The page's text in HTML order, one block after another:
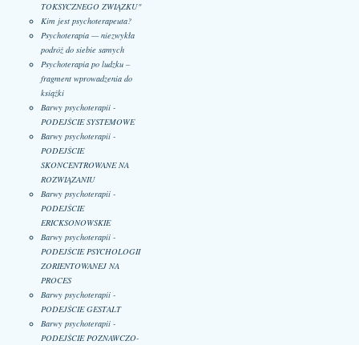
TOKSYCZNEGO ZWIĄZKU"
Kim jest psychoterapeuta?
Psychoterapia — niezwykła
podróż do siebie samych
Psychoterapia po ludzku –
fragment wprowadzenia do
książki
Barwy psychoterapii -
PODEJŚCIE SYSTEMOWE
Barwy psychoterapii -
PODEJŚCIE
SKONCENTROWANE NA
ROZWIĄZANIU
Barwy psychoterapii -
PODEJŚCIE
ERICKSONOWSKIE
Barwy psychoterapii -
PODEJŚCIE PSYCHOLOGII
ZORIENTOWANEJ NA
PROCES
Barwy psychoterapii -
PODEJŚCIE GESTALT
Barwy psychoterapii -
PODEJŚCIE POZNAWCZO-